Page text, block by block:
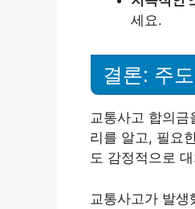
세요.
결론: 주
교통사고 합의금
리를 알고, 필요
도 감정적으로
교통사고가 발